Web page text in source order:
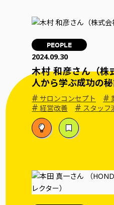
PEOPLE
2024.09.30
木村 和彦さん（
人から学ぶ成功の
# サロンコンセプト #
#経営改善 # スタッフ